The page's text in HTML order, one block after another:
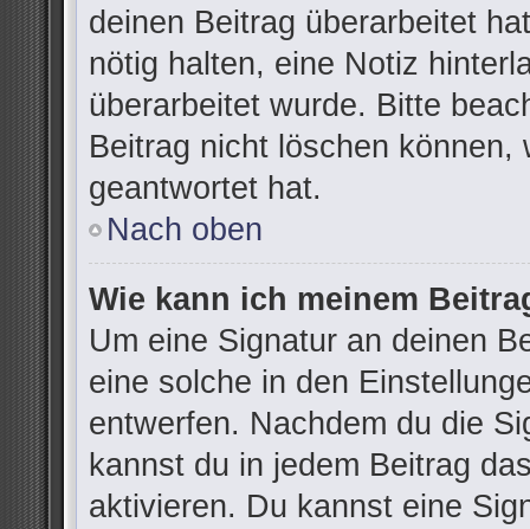
deinen Beitrag überarbeitet
nötig halten, eine Notiz
überarbeitet wurde. Bitte
Beitrag nicht löschen können,
geantwortet hat.
Nach oben
Wie kann ich meinem
Um eine Signatur an deinen
eine solche in den
entwerfen. Nachdem du die
kannst du in jedem Beitrag
aktivieren. Du kannst eine